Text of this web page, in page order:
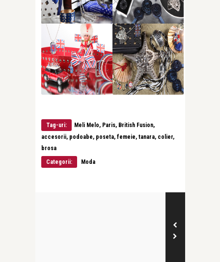
Tag-uri:
Meli Melo, Paris, British Fusion,
accesorii, podoabe, poseta, femeie, tanara, colier,
brosa
Categorii:
Moda